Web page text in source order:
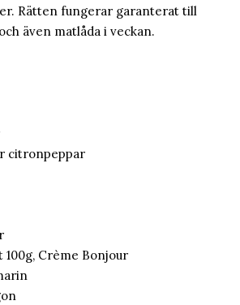
Rätten fungerar garanterat till
även matlåda i veckan.
citronpeppar
100g, Crème Bonjour